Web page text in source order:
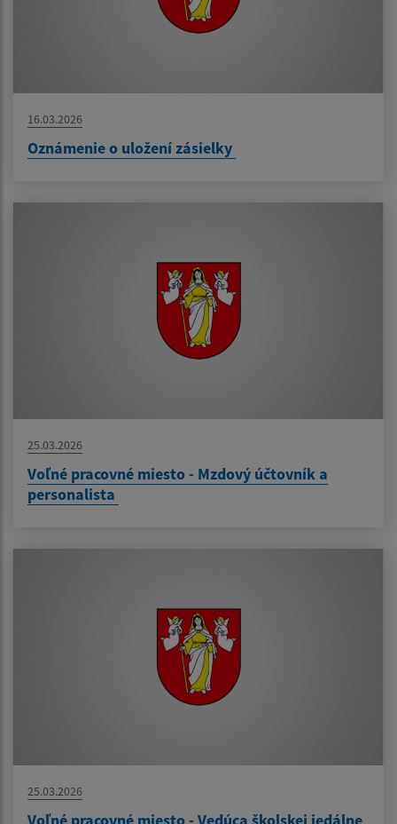
16.03.2026
Oznámenie o uložení zásielky
25.03.2026
Voľné pracovné miesto - Mzdový účtovník a
personalista
25.03.2026
Voľné pracovné miesto - Vedúca školskej jedálne